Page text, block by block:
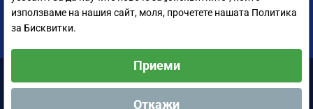
ЦЕНТРАЛЕН СКЛАД (СОФИЯ):
София 1528, ул. Мюнхен 14
Аквафор България ООД © 2011-2024 Всички права запазени.
използваме на нашия сайт, моля, прочетете нашата Политика
за Бисквитки.
Приеми
Откажи